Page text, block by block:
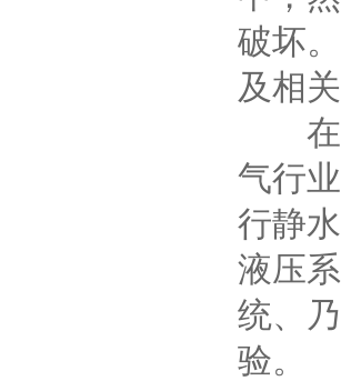
破坏
及相
在各
气行
行静
液压
统、
验。